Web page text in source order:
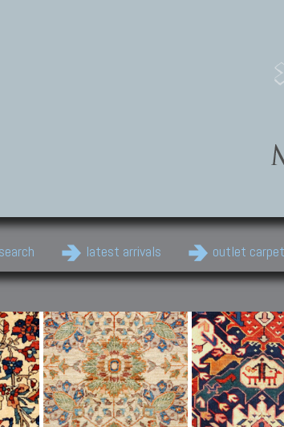
latest arrivals outlet
Persian Carpets
Antique Persian carpets,
Old Persian carpets,
New Persian carpets,
Modern Persian carpets
Classic Carpets
Floral carpets,
Uzbek, Herat,
Peshawar and
Collections,
Pakistan and
carpets